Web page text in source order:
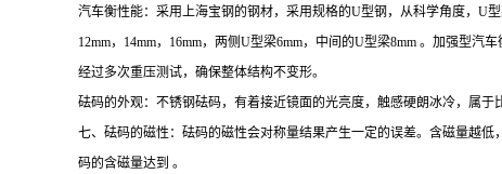
汽车衡性能：采用上海宝钢的钢材，采用规格的U型钢，从科学角度，U
12mm，14mm，16mm，两侧U型梁6mm，中间的U型梁8mm 。加强型
经过多次重压测试，确保整体结构不变形。
砝码的外观：不锈钢砝码，有着接近镜面的光亮度，触感硬朗冰冷，属
七、砝码的磁性：砝码的磁性会对称量结果产生一定的误差。含磁量越
码的含磁量达到 。